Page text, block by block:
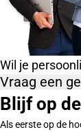
Wil je
Vraag een
Blijf op
Als eerste op de